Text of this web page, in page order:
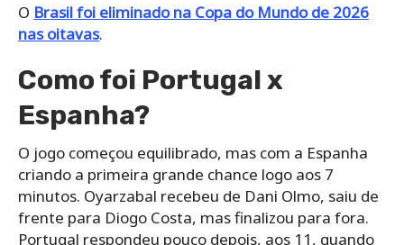
O Brasil foi eliminado na Copa do Mundo de 2026
nas oitavas.
Como foi Portugal x
Espanha?
O jogo começou equilibrado, mas com a Espanha
criando a primeira grande chance logo aos 7
minutos. Oyarzabal recebeu de Dani Olmo, saiu de
frente para Diogo Costa, mas finalizou para fora.
Portugal respondeu pouco depois, aos 11, quando